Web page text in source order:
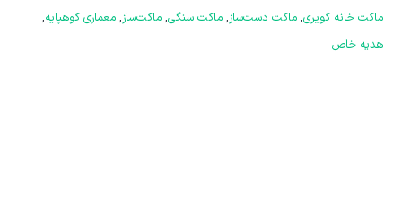
ماکت خانه کویری, ماکت دست‌ساز, ماکت سنگی, ماکت‌ساز, معماری کوهپایه,
هدیه خاص